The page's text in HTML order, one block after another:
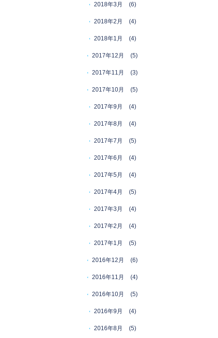
2018年3月 (6)
2018年2月 (4)
2018年1月 (4)
2017年12月 (5)
2017年11月 (3)
2017年10月 (5)
2017年9月 (4)
2017年8月 (4)
2017年7月 (5)
2017年6月 (4)
2017年5月 (4)
2017年4月 (5)
2017年3月 (4)
2017年2月 (4)
2017年1月 (5)
2016年12月 (6)
2016年11月 (4)
2016年10月 (5)
2016年9月 (4)
2016年8月 (5)